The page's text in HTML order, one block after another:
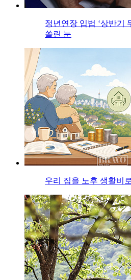
정년연장 입법 ‘상반기
쏠린 눈
우리 집을 노후 생활비